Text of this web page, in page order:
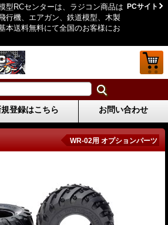
型RCセンターは、ラジコン商品は
行機、エアガン、鉄道模型、木製
本送料無料にて全国のお客様にお
PCサイト
規登録はこちら お問い合わせ
WR-02用 オプションパーツ